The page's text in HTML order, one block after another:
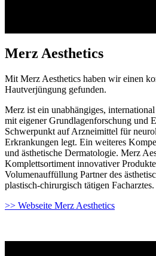
Merz Aesthetics
Mit Merz Aesthetics haben wir einen
Hautverjüngung gefunden.
Merz ist ein unabhängiges,
mit eigener Grundlagenforschung und
Schwerpunkt auf Arzneimittel für
Erkrankungen legt. Ein weiteres
und ästhetische Dermatologie. Merz
Komplettsortiment innovativer
Volumenauffüllung Partner des
plastisch-chirurgisch tätigen Facharztes.
>> Webseite Merz Aesthetics